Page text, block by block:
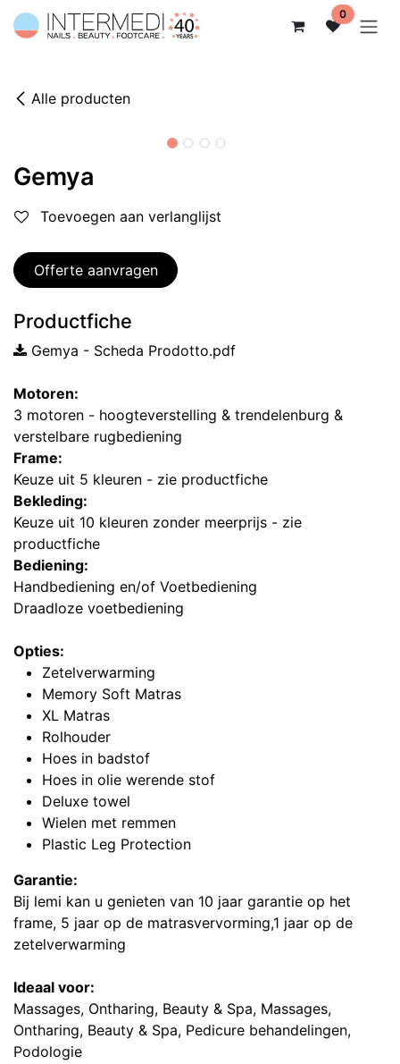
Overslaan naar inhoud 0
Alle producten
Gemya
Motoren:
3 motoren - hoogteverstelling & trendelenburg &
verstelbare rugbediening
Frame:
Keuze uit 5 kleuren - zie productfiche
Bekleding:
Keuze uit 10 kleuren zonder meerprijs - zie
productfiche
Bediening:
Handbediening en/of Voetbediening
Draadloze voetbediening
Opties:
Zetelverwarming
Memory Soft Matras
XL Matras
Rolhouder
Hoes in badstof
Hoes in olie werende stof
Deluxe towel
Wielen met remmen
Plastic Leg Protection
Garantie:
Bij lemi kan u genieten van 10 jaar garantie op het
frame, 5 jaar op de matrasvervorming,1 jaar op de
zetelverwarming
Ideaal voor:
Massages, Ontharing, Beauty & Spa, Massages,
Ontharing, Beauty & Spa, Pedicure behandelingen,
Podologie
Toevoegen aan verlanglijst
Offerte aanvragen
Productfiche
Gemya - Scheda Prodotto.pdf